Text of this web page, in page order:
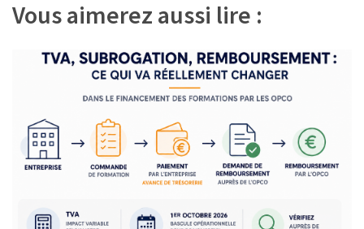
Vous aimerez aussi lire :